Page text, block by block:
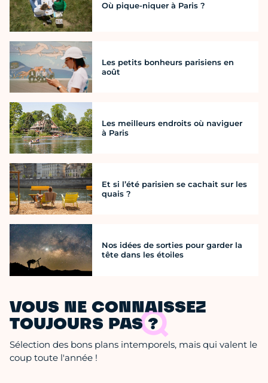
Où pique-niquer à Paris ?
Les petits bonheurs parisiens en
août
Les meilleurs endroits où naviguer
à Paris
Et si l’été parisien se cachait sur les
quais ?
Nos idées de sorties pour garder la
tête dans les étoiles
VOUS NE CONNAISSEZ
TOUJOURS PAS ?
Sélection des bons plans intemporels, mais qui valent le
coup toute l'année !